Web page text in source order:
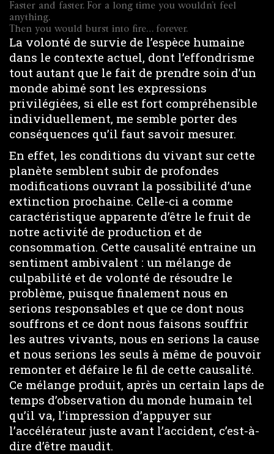
Faster and faster. For a long time you wouldn’t feel
anything.
Then you would burst into fire… forever.
La volonté de survie de l’espèce humaine
dans le contexte actuel, dont l’effondrisme
tout autant que le fait de prendre soin d’un
monde abimé sont les expressions
privilégiées, si elle est fort compréhensible
individuellement, me semble porter des
conséquences qu’il faut savoir mesurer.
En effet, les conditions du vivant sur cette
planète semblent subir de profondes
modifications ouvrant la possibilité d’une
extinction prochaine. Celle-ci a comme
caractéristique apparente d’être le fruit de
notre activité de production et de
consommation. Cette causalité entraine un
sentiment ambivalent : un mélange de
culpabilité et de volonté de résoudre le
problème, puisque finalement nous en
serions responsables et que ce dont nous
souffrons et ce dont nous faisons souffrir
les autres vivants, nous en serions la cause
et nous serions les seuls à même de pouvoir
remonter et défaire le fil de cette causalité.
Ce mélange produit, après un certain laps de
temps d’observation du monde humain tel
qu’il va, l’impression d’appuyer sur
l’accélérateur juste avant l’accident, c’est-à-
dire d’être maudit.